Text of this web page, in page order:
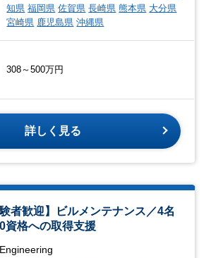
知県 福岡県 佐賀県 長崎県 熊本県 大分県
宮崎県 鹿児島県 沖縄県
308～500万円
詳しく見る
者歓迎】ビルメンテナンス／4名
資格への取得支援